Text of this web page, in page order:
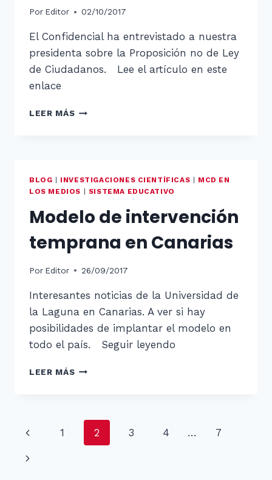
Por Editor 02/10/2017
El Confidencial ha entrevistado a nuestra
presidenta sobre la Proposición no de Ley
de Ciudadanos. Lee el artículo en este
enlace
LEER MÁSMCD
CIUDADANOS
BLOG INVESTIGACIONES CIENTÍFICAS
MCD EN
LOS MEDIOS
SISTEMA EDUCATIVO
Modelo de intervención
temprana en Canarias
Por Editor 26/09/2017
Interesantes noticias de la Universidad de
la Laguna en Canarias. A ver si hay
posibilidades de implantar el modelo en
todo el país. Seguir leyendo
LEER MÁSMODELO
EN
CANARIAS
Navegación
de
Página
anterior
1 2 3 4 … 7
Siguiente